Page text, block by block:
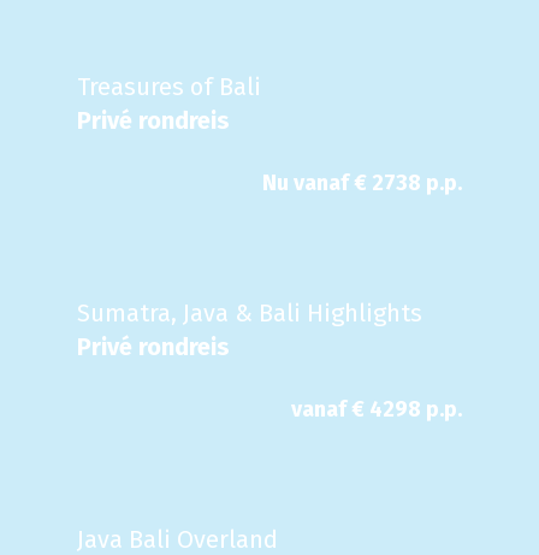
Treasures of Bali
Privé rondreis
Nu vanaf € 2738 p.p.
Sumatra, Java & Bali Highlights
Privé rondreis
vanaf € 4298 p.p.
Java Bali Overland